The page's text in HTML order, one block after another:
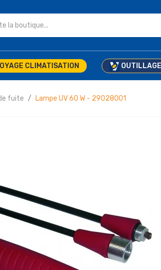
CLIMATISATION
fuite Lampe UV 60 W - 29028001